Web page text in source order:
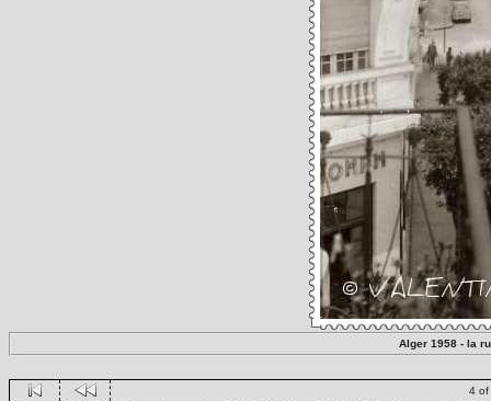
Alger 1958 - la
4 of